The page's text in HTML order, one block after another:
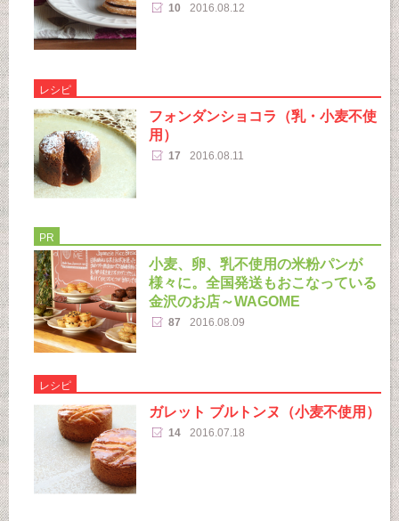
10 2016.08.12
レシピ
フォンダンショコラ（乳・小麦不使
用）
17 2016.08.11
PR
小麦、卵、乳不使用の米粉パンが
様々に。全国発送もおこなっている
金沢のお店～WAGOME
87 2016.08.09
レシピ
ガレット ブルトンヌ（小麦不使用）
14 2016.07.18